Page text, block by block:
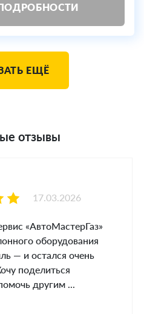
ЕЩЁ
отзывы
«АвтоМастерГаз»
оборудования
— и остался очень
поделиться
другим ...
17.03.2026